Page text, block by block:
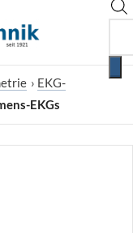
› EKG-
EKGs